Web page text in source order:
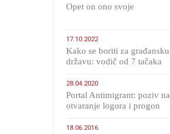
​Opet on ono svoje
17.10.2022
Kako se boriti za građansku
državu: vodič od 7 tačaka
28.04.2020
Portal Antimigrant: poziv na
otvaranje logora i progon
18.06.2016